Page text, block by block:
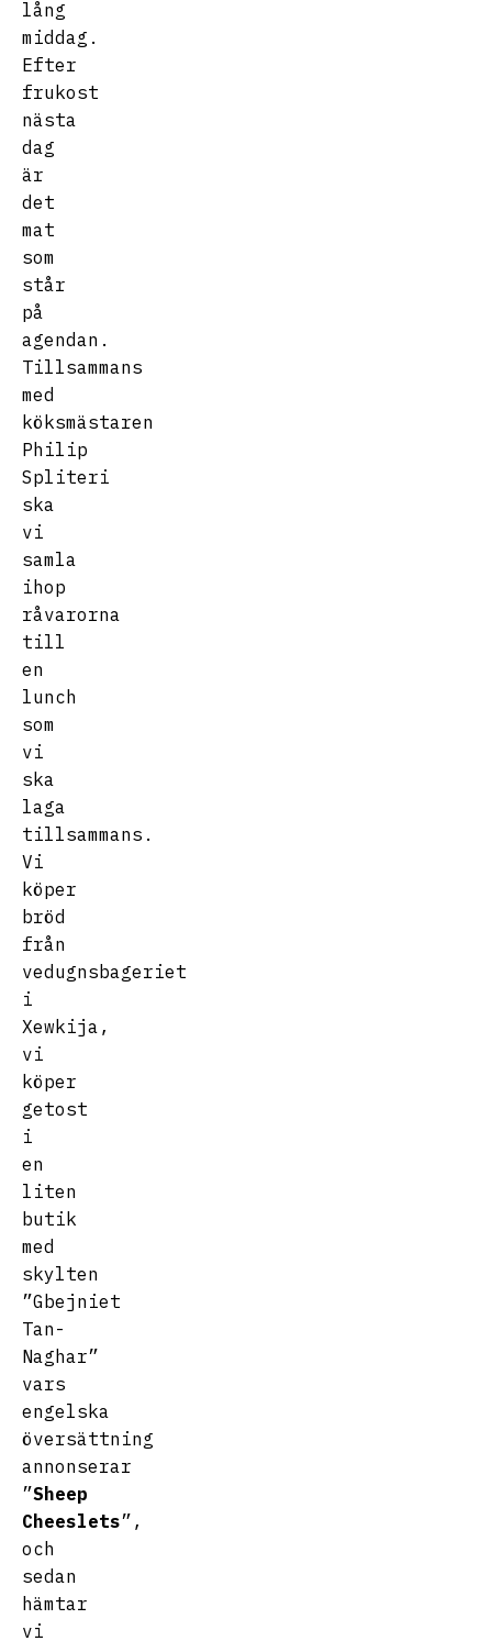
lång
middag.
Efter
frukost
nästa
dag
är
det
mat
som
står
på
agendan.
Tillsammans
med
köksmästaren
Philip
Spliteri
ska
vi
samla
ihop
råvarorna
till
en
lunch
som
vi
ska
laga
tillsammans.
Vi
köper
bröd
från
vedugnsbageriet
i
Xewkija,
vi
köper
getost
i
en
liten
butik
med
skylten
”Gbejniet
Tan-
Naghar”
vars
engelska
översättning
annonserar
”Sheep
Cheeslets”,
och
sedan
hämtar
vi